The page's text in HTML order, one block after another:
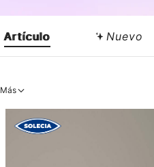
Artículo Nuevo
Más